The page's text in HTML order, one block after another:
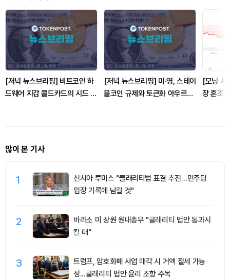
[저녁 뉴스브리핑] 비트코인 하
드웨어 지갑 콜드카드의 시드 생
[저녁 뉴스브리핑] 미·영, 스테이
블코인 규제와 토큰화 아우르는
[모닝 시
장 혼조
많이 본 기사
1
신시아 루미스 "클래리티법 표결 추진…민주당
입장 기록에 남길 것"
2
바라소 미 상원 원내총무 "클래리티 법안 통과시
킬 때"
3
트럼프, 암호화폐 사업 매각 시 거액 절세 가능
성...클래리티 법안 윤리 조항 주목